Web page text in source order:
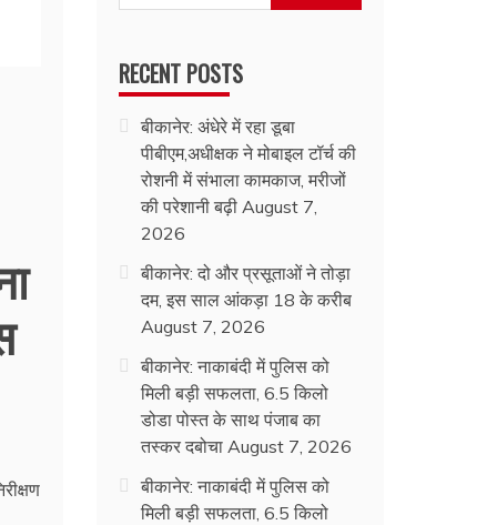
for:
RECENT POSTS
बीकानेर: अंधेरे में रहा डूबा
पीबीएम,अधीक्षक ने मोबाइल टॉर्च की
रोशनी में संभाला कामकाज, मरीजों
की परेशानी बढ़ी August 7,
2026
बीकानेर: दो और प्रसूताओं ने तोड़ा
दम, इस साल आंकड़ा 18 के करीब
August 7, 2026
बीकानेर: नाकाबंदी में पुलिस को
मिली बड़ी सफलता, 6.5 किलो
डोडा पोस्त के साथ पंजाब का
तस्कर दबोचा August 7, 2026
बीकानेर: नाकाबंदी में पुलिस को
मिली बड़ी सफलता, 6.5 किलो